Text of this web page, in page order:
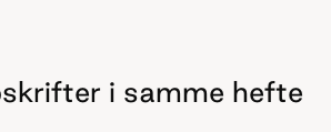
i samme hefte